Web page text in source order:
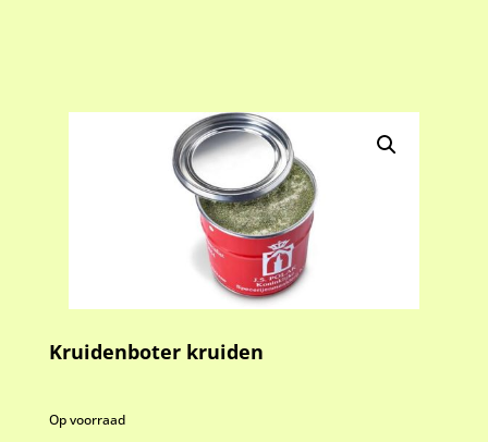
Kruidenboter kruiden
Op voorraad